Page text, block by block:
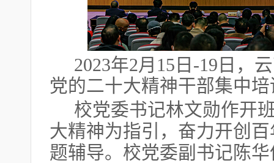
2023年2月15日-19日，
党的二十大精神干部集中
校党委书记林文勋作开
大精神为指引，奋力开创
题辅导。校党委副书记陈